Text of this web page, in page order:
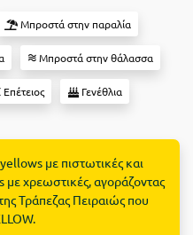
Μπροστά στην παραλία
Μπροστά στην θάλασσα
Επέτειος Γενέθλια
με πιστωτικές και
χρεωστικές, αγοράζοντας
Τράπεζας Πειραιώς που